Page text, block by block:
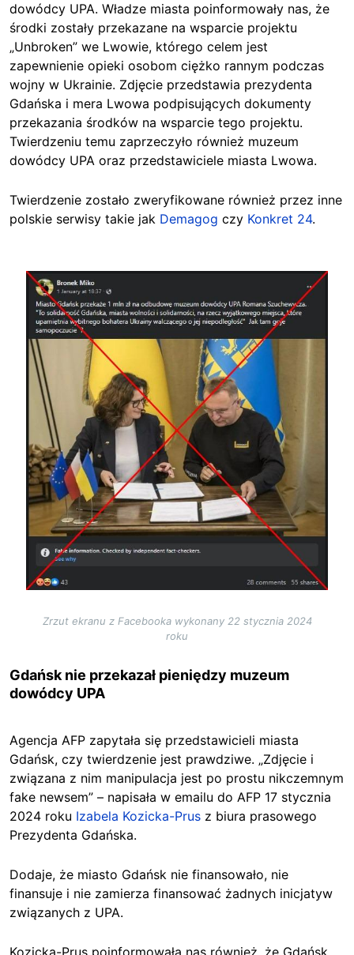
dowódcy UPA. Władze miasta poinformowały nas, że
środki zostały przekazane na wsparcie projektu
„Unbroken” we Lwowie, którego celem jest
zapewnienie opieki osobom ciężko rannym podczas
wojny w Ukrainie. Zdjęcie przedstawia prezydenta
Gdańska i mera Lwowa podpisujących dokumenty
przekazania środków na wsparcie tego projektu.
Twierdzeniu temu zaprzeczyło również muzeum
dowódcy UPA oraz przedstawiciele miasta Lwowa.
Twierdzenie zostało zweryfikowane również przez inne
polskie serwisy takie jak Demagog czy Konkret 24.
Image
Zrzut ekranu z Facebooka wykonany 22 stycznia 2024
roku
Gdańsk nie przekazał pieniędzy muzeum
dowódcy UPA
Agencja AFP zapytała się przedstawicieli miasta
Gdańsk, czy twierdzenie jest prawdziwe. „Zdjęcie i
związana z nim manipulacja jest po prostu nikczemnym
fake newsem” – napisała w emailu do AFP 17 stycznia
2024 roku Izabela Kozicka-Prus z biura prasowego
Prezydenta Gdańska.
Dodaje, że miasto Gdańsk nie finansowało, nie
finansuje i nie zamierza finansować żadnych inicjatyw
związanych z UPA.